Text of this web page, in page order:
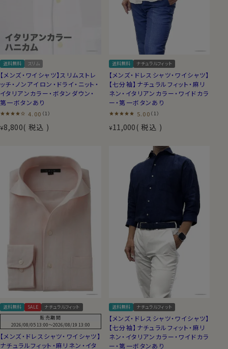
送料無料 スリム
【メンズ・ワイシャツ】スリムストレ
ッチ・ノンアイロン・ドライ・ニット・
イタリアンカラー・ボタンダウン・
第一ボタンあり
4.00 （1）
¥8,800 税込
送料無料 ナチュラルフィット
【メンズ・ドレスシャツ・ワイシャツ】
【七分袖】ナチュラルフィット・麻リ
ネン・イタリアンカラー・ワイドカラ
ー・第一ボタンあり
5.00 （1）
¥11,000 税込
送料無料 SALE
ナチュラルフィット
販売期間
2026/08/05 13:00〜2026/08/19 13:00
【メンズ・ドレスシャツ・ワイシャツ】
ナチュラルフィット・麻リネン・イタ
送料無料 ナチュラルフィット
【メンズ・ドレスシャツ・ワイシャツ】
【七分袖】ナチュラルフィット・麻リ
ネン・イタリアンカラー・ワイドカラ
ー・第一ボタンあり